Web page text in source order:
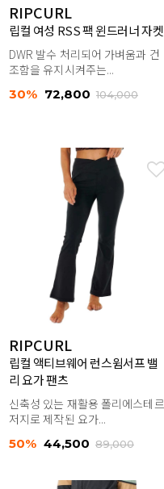
RIPCURL
립컬 여성 RSS 팩 윈드러너 자켓
DWR 발수 처리되어 가벼움과 건
조함을 유지시켜주는...
30% 72,800 104,000
RIPCURL
립컬 액티브웨어 런스윔서프 밸
리 요가 팬츠
신축성 있는 재활용 폴리에스테르
저지로 제작된 요가...
50% 44,500 89,000